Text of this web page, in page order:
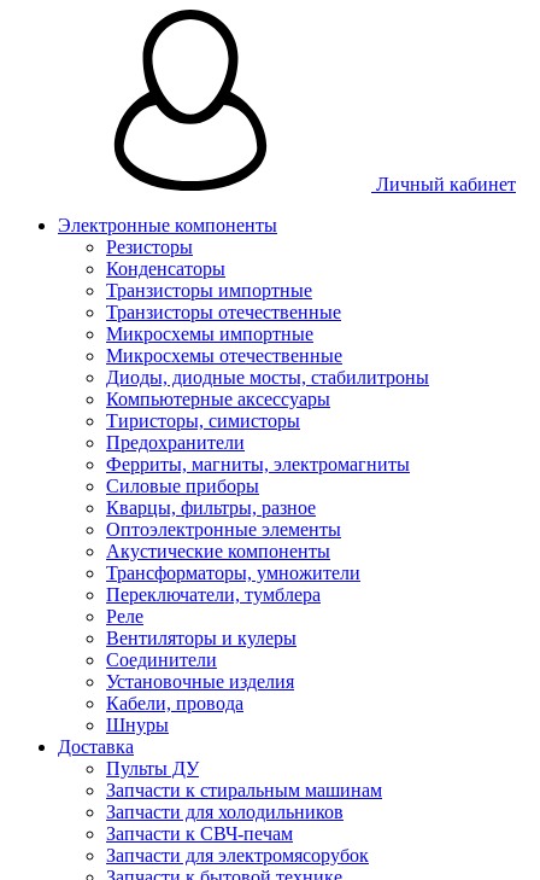
Личный кабинет
Электронные компоненты
Резисторы
Конденсаторы
Транзисторы импортные
Транзисторы отечественные
Микросхемы импортные
Микросхемы отечественные
Диоды, диодные мосты, стабилитроны
Компьютерные аксессуары
Тиристоры, симисторы
Предохранители
Ферриты, магниты, электромагниты
Силовые приборы
Кварцы, фильтры, разное
Оптоэлектронные элементы
Акустические компоненты
Трансформаторы, умножители
Переключатели, тумблера
Реле
Вентиляторы и кулеры
Соединители
Установочные изделия
Кабели, провода
Шнуры
Доставка
Пульты ДУ
Запчасти к стиральным машинам
Запчасти для холодильников
Запчасти к СВЧ-печам
Запчасти для электромясорубок